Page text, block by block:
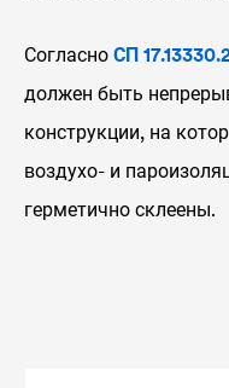
Согласно СП
должен быть
конструкции, на
воздухо- и
герметично склеены.